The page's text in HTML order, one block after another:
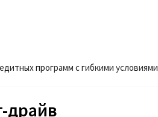
программ с гибкими условиями
драйв